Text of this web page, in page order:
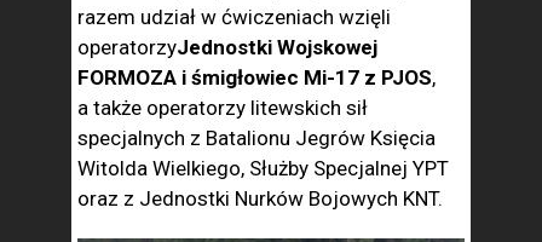
razem udział w ćwiczeniach wzięli
operatorzyJednostki Wojskowej
FORMOZA i śmigłowiec Mi-17 z PJOS,
a także operatorzy litewskich sił
specjalnych z Batalionu Jegrów Księcia
Witolda Wielkiego, Służby Specjalnej YPT
oraz z Jednostki Nurków Bojowych KNT.